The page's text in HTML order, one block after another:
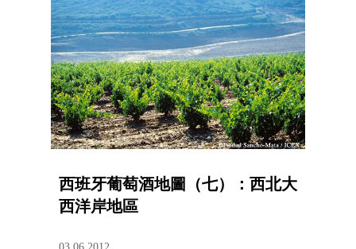
西班牙葡萄酒地圖（七）：西北大
西洋岸地區